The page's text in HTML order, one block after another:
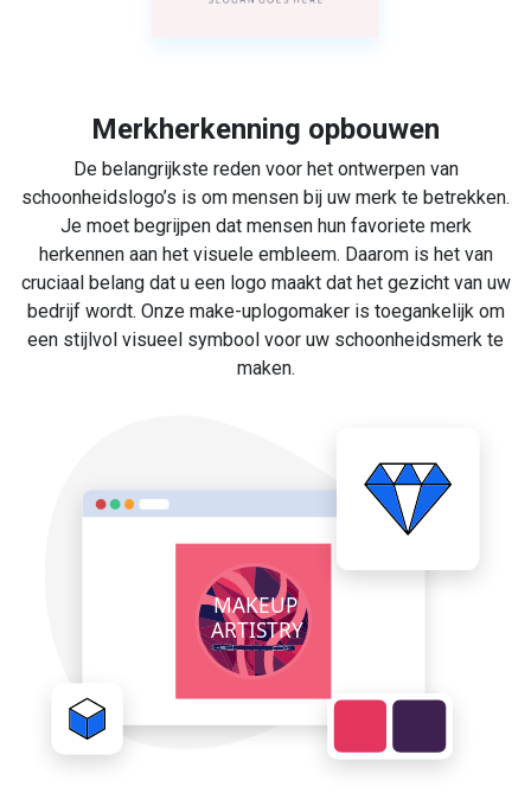
Merkherkenning opbouwen
De belangrijkste reden voor het ontwerpen van
schoonheidslogo’s is om mensen bij uw merk te betrekken.
Je moet begrijpen dat mensen hun favoriete merk
herkennen aan het visuele embleem. Daarom is het van
cruciaal belang dat u een logo maakt dat het gezicht van uw
bedrijf wordt. Onze make-uplogomaker is toegankelijk om
een stijlvol visueel symbool voor uw schoonheidsmerk te
maken.